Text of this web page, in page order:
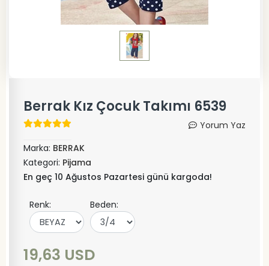
Berrak Kız Çocuk Takımı 6539
Yorum Yaz
Marka: BERRAK
Kategori: Pijama
En geç 10 Ağustos Pazartesi günü kargoda!
Renk: Beden:
19,63 USD